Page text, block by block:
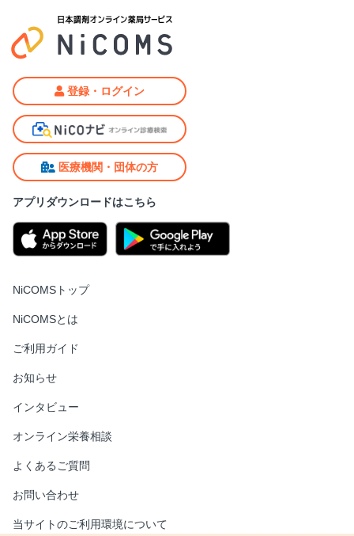
登録・ログイン
医療機関・団体の方
アプリダウンロードはこちら
NiCOMSトップ
NiCOMSとは
ご利用ガイド
お知らせ
インタビュー
オンライン栄養相談
よくあるご質問
お問い合わせ
当サイトのご利用環境について